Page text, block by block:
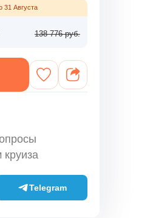
31 Августа
138 776 руб.
Telegram